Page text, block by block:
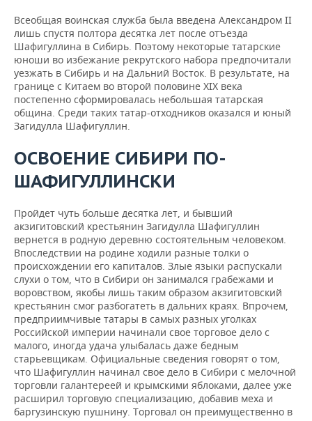
Всеобщая воинская служба была введена Александром II
лишь спустя полтора десятка лет после отъезда
Шафигуллина в Сибирь. Поэтому некоторые татарские
юноши во избежание рекрутского набора предпочитали
уезжать в Сибирь и на Дальний Восток. В результате, на
границе с Китаем во второй половине XIX века
постепенно сформировалась небольшая татарская
община. Среди таких татар-отходников оказался и юный
Загидулла Шафигуллин.
ОСВОЕНИЕ СИБИРИ ПО-
ШАФИГУЛЛИНСКИ
Пройдет чуть больше десятка лет, и бывший
акзигитовский крестьянин Загидулла Шафигуллин
вернется в родную деревню состоятельным человеком.
Впоследствии на родине ходили разные толки о
происхождении его капиталов. Злые языки распускали
слухи о том, что в Сибири он занимался грабежами и
воровством, якобы лишь таким образом акзигитовский
крестьянин смог разбогатеть в дальних краях. Впрочем,
предприимчивые татары в самых разных уголках
Российской империи начинали свое торговое дело с
малого, иногда удача улыбалась даже бедным
старьевщикам. Официальные сведения говорят о том,
что Шафигуллин начинал свое дело в Сибири с мелочной
торговли галантереей и крымскими яблоками, далее уже
расширил торговую специализацию, добавив меха и
баргузинскую пушнину. Торговал он преимущественно в